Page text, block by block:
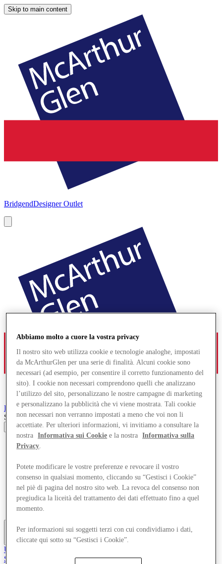
Skip to main content
BridgendDesigner Outlet
BridgendDesigner Outlet
Search input
Negozi
Pianifica la tua visita
Cosa c'è in programma
Mangia e Bevi
Servizi
Gift Card
Mappa del Centro
Altro
Unisciti al Club
Salvata
Abbiamo molto a cuore la vostra privacy
Il nostro sito web utilizza cookie e tecnologie analoghe, impostati
da McArthurGlen per una serie di finalità. Alcuni cookie sono
necessari (ad esempio, per consentire il corretto funzionamento del
sito). I cookie non necessari comprendono quelli che analizzano
l’utilizzo del sito, personalizzano le nostre campagne di marketing
e personalizzano la pubblicità che vi viene mostrata. Tali cookie
non necessari non verranno impostati a meno che voi non li
accettiate. Per ulteriori informazioni, vi invitiamo a consultare la
nostra
Informativa sui Cookie e la nostra
Informativa sulla
Privacy.
Potete modificare le vostre preferenze e revocare il vostro
consenso in qualsiasi momento, cliccando su “Gestisci i Cookie”
nel piè di pagina del nostro sito web. La revoca del consenso non
pregiudica la liceità del trattamento dei dati effettuato fino a quel
momento.
Per informazioni sui soggetti terzi con cui condividiamo i dati,
cliccate qui sotto su “Gestisci i Cookie”.